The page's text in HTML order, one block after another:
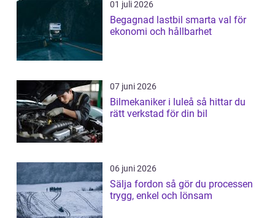
01 juli 2026
Begagnad lastbil smarta val för
ekonomi och hållbarhet
07 juni 2026
Bilmekaniker i luleå så hittar du
rätt verkstad för din bil
06 juni 2026
Sälja fordon så gör du processen
trygg, enkel och lönsam